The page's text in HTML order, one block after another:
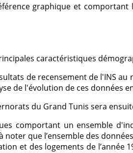
graphique et
caractéristiques
de recensement de l'INS
de l'évolution de ces données
du Grand Tunis sera
comportant un ensemble
que l’ensemble des
et des logements de